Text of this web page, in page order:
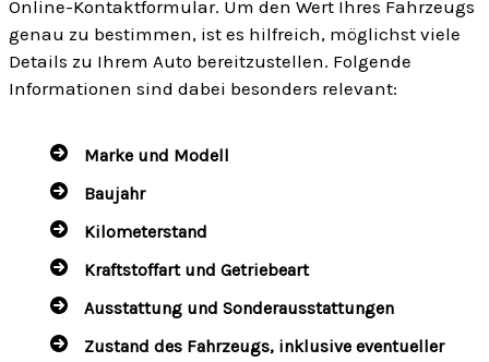
Online-Kontaktformular. Um den Wert Ihres Fahrzeugs
genau zu bestimmen, ist es hilfreich, möglichst viele
Details zu Ihrem Auto bereitzustellen. Folgende
Informationen sind dabei besonders relevant:
Marke und Modell
Baujahr
Kilometerstand
Kraftstoffart und Getriebeart
Ausstattung und Sonderausstattungen
Zustand des Fahrzeugs, inklusive eventueller